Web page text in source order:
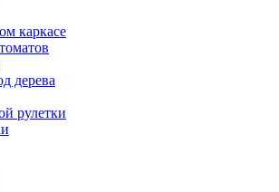
каркасе
дерева
рулетки